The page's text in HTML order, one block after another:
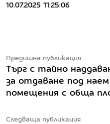
Предишна публикация
Търг с тайно
за отдаване под
помещения с обща
Следваща публикация
10.07.2025 11:25:06